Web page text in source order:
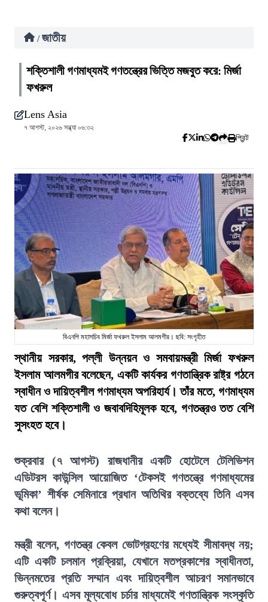
/ জাতীয়
শক্তিশালী গণমাধ্যমই গণতন্ত্রের ভিত্তি মজবুত করে: মির্জা
ফখরুল
Lens Asia
৭ আগস্ট, ২০২৬ সন্ধ্যা ০৬:৩২
প্রিন্ট
বিএনপি মহাসচিব মির্জা ফখরুল ইসলাম আলমগীর। ছবি: সংগৃহীত
স্থানীয় সরকার, পল্লী উন্নয়ন ও সমবায়মন্ত্রী মির্জা ফখরুল
ইসলাম আলমগীর বলেছেন, একটি কার্যকর গণতান্ত্রিক রাষ্ট্র গঠনে
স্বাধীন ও দায়িত্বশীল গণমাধ্যম অপরিহার্য। তাঁর মতে, গণমাধ্যম
যত বেশি শক্তিশালী ও জবাবদিহিমূলক হবে, গণতন্ত্রও তত বেশি
সুসংহত হবে।
শুক্রবার (৭ আগস্ট) রাজধানীর একটি হোটেলে টেলিভিশন
এডিটরস কাউন্সিল আয়োজিত ‘টেকসই গণতন্ত্রে গণমাধ্যমের
ভূমিকা’ শীর্ষক সেমিনারে প্রধান অতিথির বক্তব্যে তিনি এসব
কথা বলেন।
মন্ত্রী বলেন, গণতন্ত্র কেবল ভোটগ্রহণের মধ্যেই সীমাবদ্ধ নয়;
এটি একটি চলমান প্রক্রিয়া, যেখানে মতপ্রকাশের স্বাধীনতা,
ভিন্নমতের প্রতি সম্মান এবং দায়িত্বশীল আচরণ সমানভাবে
গুরুত্বপূর্ণ। এসব মূল্যবোধ চর্চার মাধ্যমেই গণতান্ত্রিক সংস্কৃতি